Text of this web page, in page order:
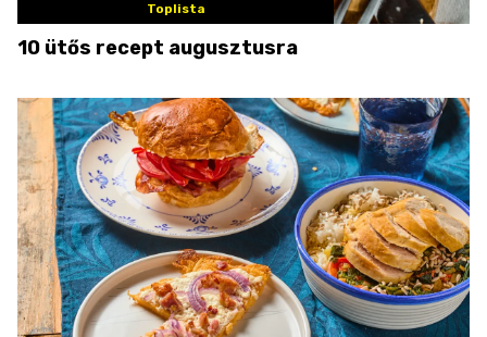
Toplista
10 ütős recept augusztusra